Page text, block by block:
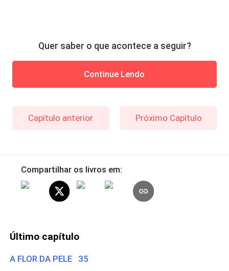
Quer saber o que acontece a seguir?
Continue Lendo
Capítulo anterior Próximo Capítulo
Compartilhar os livros em:
Último capítulo
A FLOR DA PELE 35